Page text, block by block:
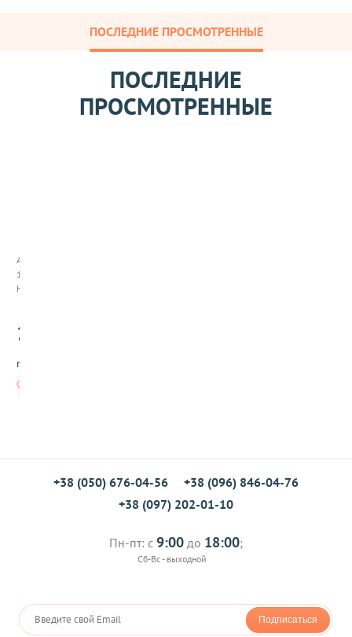
ПОСЛЕДНИЕ ПРОСМОТРЕННЫЕ
ПОСЛЕДНИЕ
ПРОСМОТРЕННЫЕ
ч
у
п
i
n
н
е
Арт:
1081007
Нет в наличии
120
грн/шт
+38 (050) 676-04-56
+38 (096) 846-04-76
+38 (097) 202-01-10
Пн-пт: с 9:00 до 18:00;
Сб-Вс - выходной
Подписаться